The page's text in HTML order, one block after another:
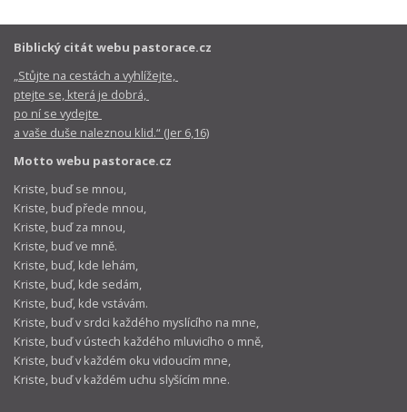
Biblický citát webu pastorace.cz
„Stůjte na cestách a vyhlížejte,
ptejte se, která je dobrá,
po ní se vydejte
a vaše duše naleznou klid.“ (Jer 6,16)
Motto webu pastorace.cz
Kriste, buď se mnou,
Kriste, buď přede mnou,
Kriste, buď za mnou,
Kriste, buď ve mně.
Kriste, buď, kde lehám,
Kriste, buď, kde sedám,
Kriste, buď, kde vstávám.
Kriste, buď v srdci každého myslícího na mne,
Kriste, buď v ústech každého mluvicího o mně,
Kriste, buď v každém oku vidoucím mne,
Kriste, buď v každém uchu slyšícím mne.